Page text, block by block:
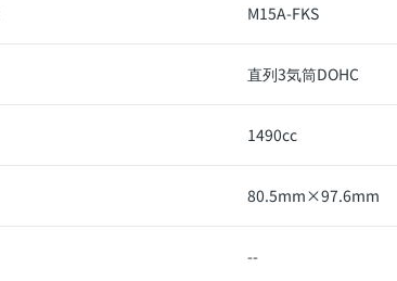
M15A-FKS
直列3気筒DOHC
1490cc
80.5mm×97.6mm
--